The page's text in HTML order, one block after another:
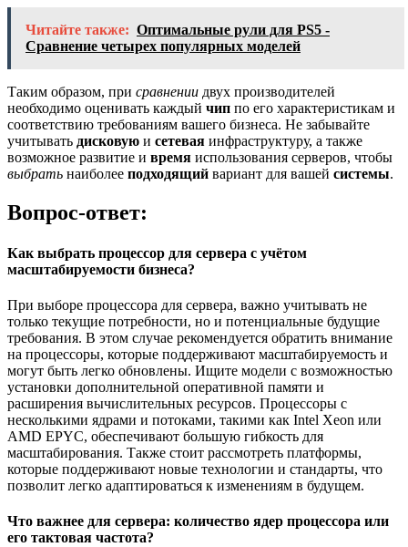
Читайте также: Оптимальные рули для PS5 -
Сравнение четырех популярных моделей
Таким образом, при сравнении двух производителей
необходимо оценивать каждый чип по его характеристикам и
соответствию требованиям вашего бизнеса. Не забывайте
учитывать дисковую и сетевая инфраструктуру, а также
возможное развитие и время использования серверов, чтобы
выбрать наиболее подходящий вариант для вашей системы.
Вопрос-ответ:
Как выбрать процессор для сервера с учётом
масштабируемости бизнеса?
При выборе процессора для сервера, важно учитывать не
только текущие потребности, но и потенциальные будущие
требования. В этом случае рекомендуется обратить внимание
на процессоры, которые поддерживают масштабируемость и
могут быть легко обновлены. Ищите модели с возможностью
установки дополнительной оперативной памяти и
расширения вычислительных ресурсов. Процессоры с
несколькими ядрами и потоками, такими как Intel Xeon или
AMD EPYC, обеспечивают большую гибкость для
масштабирования. Также стоит рассмотреть платформы,
которые поддерживают новые технологии и стандарты, что
позволит легко адаптироваться к изменениям в будущем.
Что важнее для сервера: количество ядер процессора или
его тактовая частота?